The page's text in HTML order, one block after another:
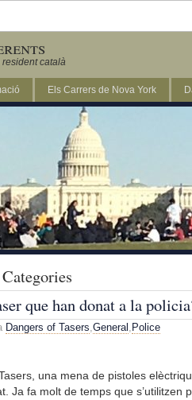
català
Els Carrers de Nova York
que han donat a la
Dangers of Tasers,General , Police
una mena de pistoles
Ja fa molt de temps que s’utilitzen